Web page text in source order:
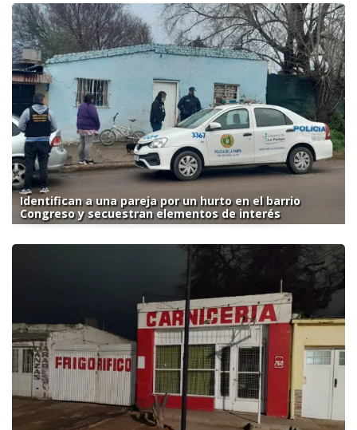
Identifican a una pareja por un hurto en el barrio
Congreso y secuestran elementos de interés